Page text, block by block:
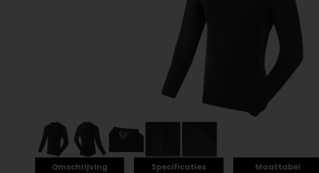
Omschrijving Specificaties Maattabel